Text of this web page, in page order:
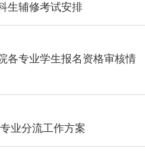
生辅修考试安排
各专业学生报名资格审核情
业分流工作方案